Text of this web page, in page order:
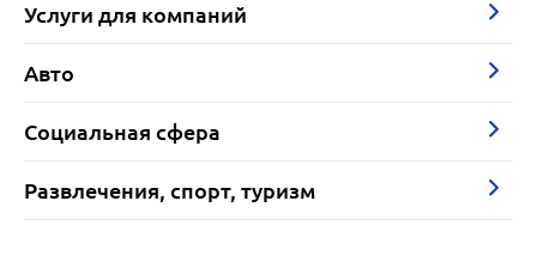
Услуги для компаний
Авто
Социальная сфера
Развлечения, спорт, туризм